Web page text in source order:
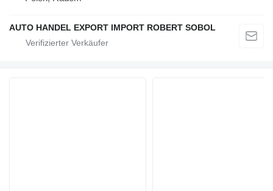
AUTO HANDEL EXPORT IMPORT ROBERT SOBOL